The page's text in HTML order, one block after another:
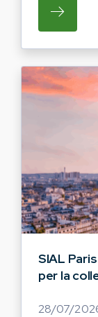
SU
SIAL
per la
28/07/